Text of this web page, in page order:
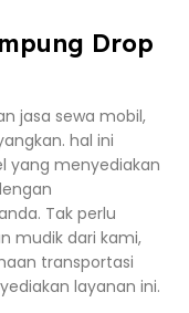
Drop
jasa sewa mobil,
hal ini
yang menyediakan
Tak perlu
mudik dari kami,
transportasi
layanan ini.